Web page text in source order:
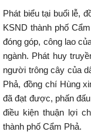
Phát biểu tại buổi lễ,
KSND thành phố
đóng góp, công lao
ngành. Phát huy
người trông cây của
Phả, đồng chí Hùng
đã đạt được, phấn
điều kiện thuận lợi
thành phố Cẩm Phả.